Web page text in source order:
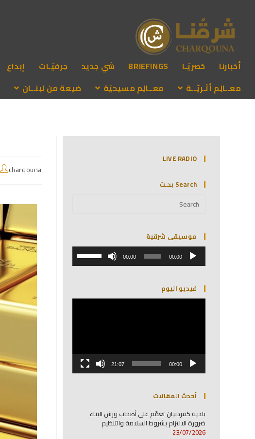
أخبارنا حَصريّـاً BRIEFINGS شي جديد حِرفيّـات إبداع
معــالِم أثـريّــة
معــالِم مسيحيّة ضيعة من لبنــان
charqouna
LIVE RADIO
Search بحـث
موسيقى شرقية
مشغل
الصوت 00:00
00:00
مفاتيح
لزيادة
فيديو اليوم
مشغل
00:00
21:07
أحدث المقالات
بلدية كفردبيان تعمّم على أصحاب ورش البناء
ضرورة الالتزام بشروط السلامة والتنظيم
23/07/2026